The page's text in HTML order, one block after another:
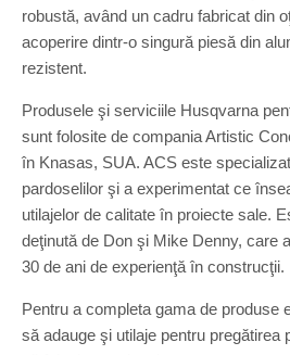
robustă, având un cadru fabricat din
acoperire dintr-o singură piesă din
rezistent.
Produsele şi serviciile Husqvarna
sunt folosite de compania Artistic
în Knasas, SUA. ACS este
pardoselilor şi a experimentat ce
utilajelor de calitate în proiecte sale.
deţinută de Don şi Mike Denny, care
30 de ani de experienţă în construcţii.
Pentru a completa gama de produse
să adauge şi utilaje pentru pregătirea